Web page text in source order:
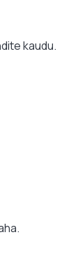
kaudu.